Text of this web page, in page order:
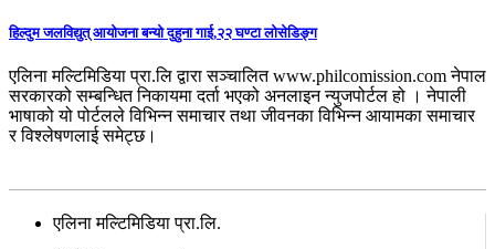
हिल्दुम जलविद्युत् आयोजना बन्यो दुहुना गाई,२२ घण्टा लोसेडिङ्ग
एलिना मल्टिमिडिया प्रा.लि द्वारा सञ्चालित www.philcomission.com नेपाल
सरकारको सम्बन्धित निकायमा दर्ता भएको अनलाइन न्युजपोर्टल हो । नेपाली
भाषाको यो पोर्टलले विभिन्न समाचार तथा जीवनका विभिन्न आयामका समाचार
र विश्लेषणलाई समेट्छ।
एलिना मल्टिमिडिया प्रा.लि.